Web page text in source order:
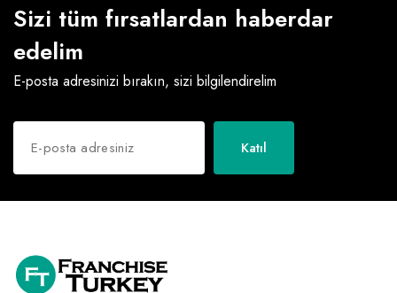
Raf ve Depo Sistemleri
Reklam - Tanıtım - PR ve İnternet
Seyahat - Rent A Car
Tabela - Dijital Baskı
Sizi tüm fırsatlardan haberdar
edelim
E-posta adresinizi bırakın, sizi bilgilendirelim
Katıl